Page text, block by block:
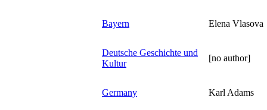
Bayern Elena Vlasova
Deutsche Geschichte und
Kultur
[no author]
Germany Karl Adams